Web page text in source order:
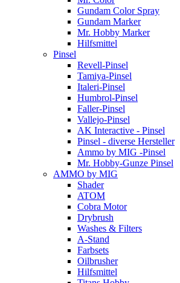
Gundam Color Spray
Gundam Marker
Mr. Hobby Marker
Hilfsmittel
Pinsel
Revell-Pinsel
Tamiya-Pinsel
Italeri-Pinsel
Humbrol-Pinsel
Faller-Pinsel
Vallejo-Pinsel
AK Interactive - Pinsel
Pinsel - diverse Hersteller
Ammo by MIG -Pinsel
Mr. Hobby-Gunze Pinsel
AMMO by MIG
Shader
ATOM
Cobra Motor
Drybrush
Washes & Filters
A-Stand
Farbsets
Oilbrusher
Hilfsmittel